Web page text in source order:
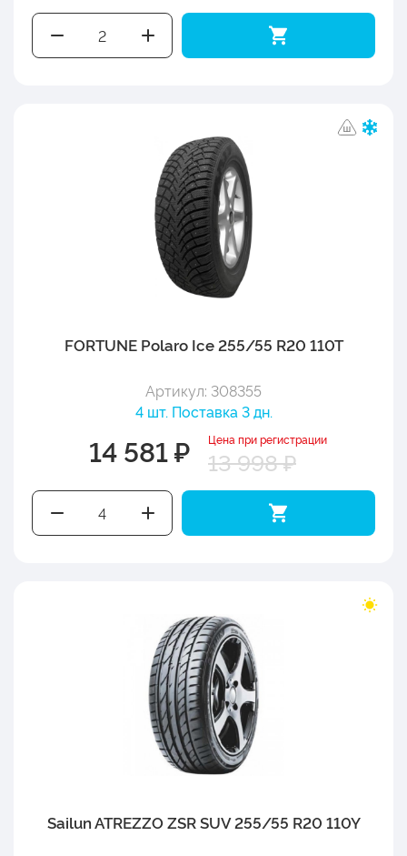
FORTUNE Polaro Ice 255/55 R20 110T
Артикул: 308355
4 шт. Поставка 3 дн.
14 581 ₽ Цена при регистрации
13 998 ₽
Sailun ATREZZO ZSR SUV 255/55 R20 110Y